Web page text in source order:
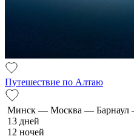
Путешествие по Алтаю
Минск — Москва —
13 дней
12 ночей